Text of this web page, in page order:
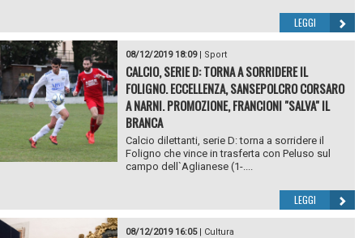
LEGGI
08/12/2019 18:09| Sport
CALCIO, SERIE D: TORNA A SORRIDERE IL
FOLIGNO. ECCELLENZA, SANSEPOLCRO CORSARO
A NARNI. PROMOZIONE, FRANCIONI "SALVA" IL
BRANCA
Calcio dilettanti, serie D: torna a sorridere il
Foligno che vince in trasferta con Peluso sul
campo dell`Aglianese (1-....
LEGGI
08/12/2019 16:05| Cultura